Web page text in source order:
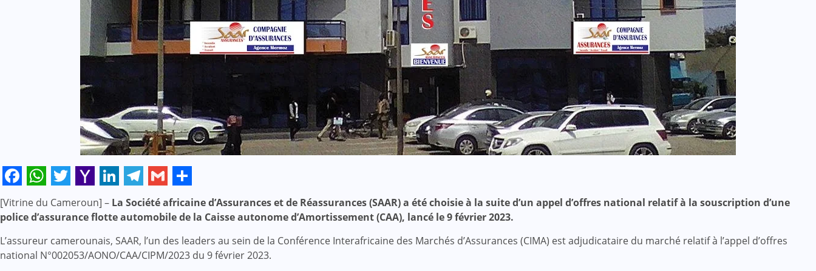
Facebook
WhatsApp
Twitter
Yahoo
Mail
LinkedIn
Telegram
GmailShare
[Vitrine du Cameroun] – La Société africaine d’Assurances et de Réassurances (SAAR) a été choisie à la suite d’un appel d’offres national relatif à la souscription d’une
police d’assurance flotte automobile de la Caisse autonome d’Amortissement (CAA), lancé le 9 février 2023.
L’assureur camerounais, SAAR, l’un des leaders au sein de la Conférence Interafricaine des Marchés d’Assurances (CIMA) est adjudicataire du marché relatif à l’appel d’offres
national N°002053/AONO/CAA/CIPM/2023 du 9 février 2023.